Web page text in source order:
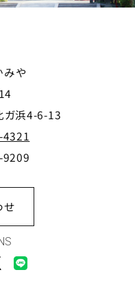
みや
ガ浜4-6-13
9209
せ